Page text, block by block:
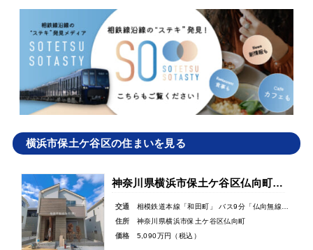
横浜市保土ケ谷区の住まいを見る
神奈川県横浜市保土ケ谷区仏向町新築戸建
交通
相模鉄道本線「和田町」 バス9分「仏向無線塔」バス停徒歩3分
住所
神奈川県横浜市保土ケ谷区仏向町
価格
5,090万円（税込）